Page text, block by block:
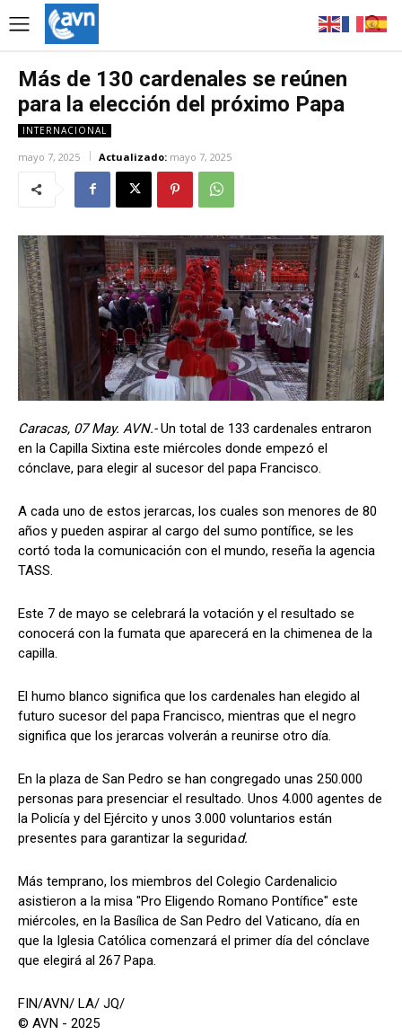
Más de 130 cardenales se reúnen
para la elección del próximo Papa
INTERNACIONAL
mayo 7, 2025 Actualizado: mayo 7, 2025
Caracas, 07 May. AVN.-Un total de 133 cardenales entraron
en la Capilla Sixtina este miércoles donde empezó el
cónclave, para elegir al sucesor del papa Francisco.
A cada uno de estos jerarcas, los cuales son menores de 80
años y pueden aspirar al cargo del sumo pontífice, se les
cortó toda la comunicación con el mundo, reseña la agencia
TASS.
Este 7 de mayo se celebrará la votación y el resultado se
conocerá con la fumata que aparecerá en la chimenea de la
capilla.
El humo blanco significa que los cardenales han elegido al
futuro sucesor del papa Francisco, mientras que el negro
significa que los jerarcas volverán a reunirse otro día.
En la plaza de San Pedro se han congregado unas 250.000
personas para presenciar el resultado. Unos 4.000 agentes de
la Policía y del Ejército y unos 3.000 voluntarios están
presentes para garantizar la seguridad.
Más temprano, los miembros del Colegio Cardenalicio
asistieron a la misa "Pro Eligendo Romano Pontífice" este
miércoles, en la Basílica de San Pedro del Vaticano, día en
que la Iglesia Católica comenzará el primer día del cónclave
que elegirá al 267 Papa.
FIN/AVN/ LA/ JQ/
© AVN - 2025